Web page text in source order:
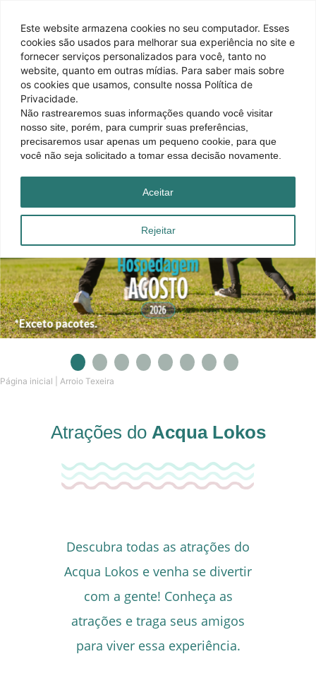
Este website armazena cookies no seu computador. Esses
cookies são usados ​​para melhorar sua experiência no site e
fornecer serviços personalizados para você, tanto no
website, quanto em outras mídias. Para saber mais sobre
os cookies que usamos, consulte nossa Política de
Privacidade.
Não rastrearemos suas informações quando você visitar
nosso site, porém, para cumprir suas preferências,
precisaremos usar apenas um pequeno cookie, para que
você não seja solicitado a tomar essa decisão novamente.
Rejeitar
Aceitar
Página inicial Arroio Texeira
Atrações do Acqua Lokos
Descubra todas as atrações do
Acqua Lokos e venha se divertir
com a gente! Conheça as
atrações e traga seus amigos
para viver essa experiência.